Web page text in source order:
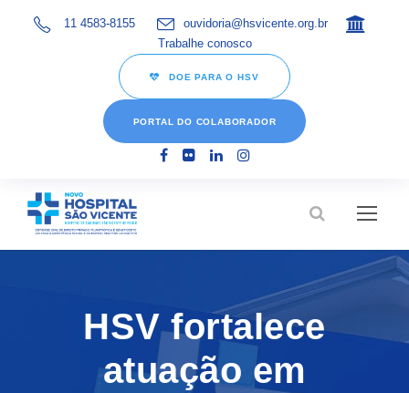
11 4583-8155
ouvidoria@hsvicente.org.br
Trabalhe conosco
DOE PARA O HSV
PORTAL DO COLABORADOR
HSV fortalece
atuação em